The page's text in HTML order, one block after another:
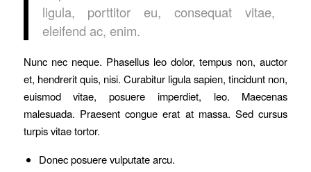
ligula, porttitor eu, consequat vitae,
eleifend ac, enim.
Nunc nec neque. Phasellus leo dolor, tempus non, auctor
et, hendrerit quis, nisi. Curabitur ligula sapien, tincidunt non,
euismod vitae, posuere imperdiet, leo. Maecenas
malesuada. Praesent congue erat at massa. Sed cursus
turpis vitae tortor.
Donec posuere vulputate arcu.